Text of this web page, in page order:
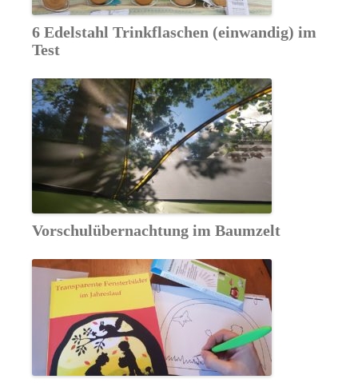
6 Edelstahl Trinkflaschen (einwandig) im
Test
Vorschulübernachtung im Baumzelt